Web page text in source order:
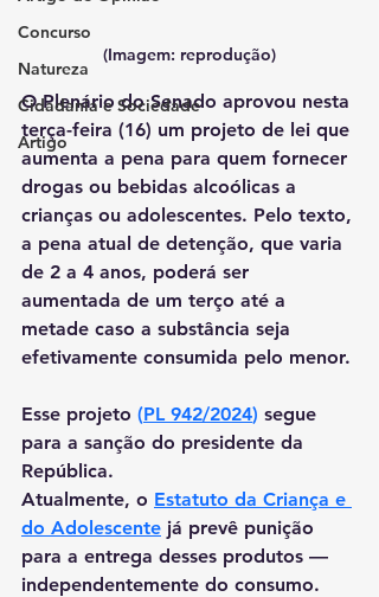
Concurso
Natureza
Cidadania e Sociedade
Artigo
(Imagem: reprodução)
O Plenário do Senado aprovou nesta
terça-feira (16) um projeto de lei que
aumenta a pena para quem fornecer
drogas ou bebidas alcoólicas a
crianças ou adolescentes. Pelo texto,
a pena atual de detenção, que varia
de 2 a 4 anos, poderá ser
aumentada de um terço até a
metade caso a substância seja
efetivamente consumida pelo menor.
Esse projeto (PL 942/2024) segue
para a sanção do presidente da
República.
Atualmente, o Estatuto da Criança e
do Adolescente já prevê punição
para a entrega desses produtos —
independentemente do consumo.